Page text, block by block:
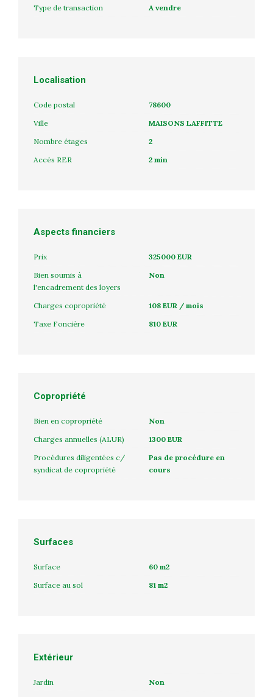
Type de transaction
A vendre
Localisation
Code postal
78600
Ville
MAISONS LAFFITTE
Nombre étages
2
Accès RER
2 min
Aspects financiers
Prix
325000 EUR
Bien soumis à
l'encadrement des loyers
Non
Charges copropriété
108 EUR / mois
Taxe Foncière
810 EUR
Copropriété
Bien en copropriété
Non
Charges annuelles (ALUR)
1300 EUR
Procédures diligentées c/
syndicat de copropriété
Pas de procédure en
cours
Surfaces
Surface
60 m2
Surface au sol
81 m2
Extérieur
Jardin
Non